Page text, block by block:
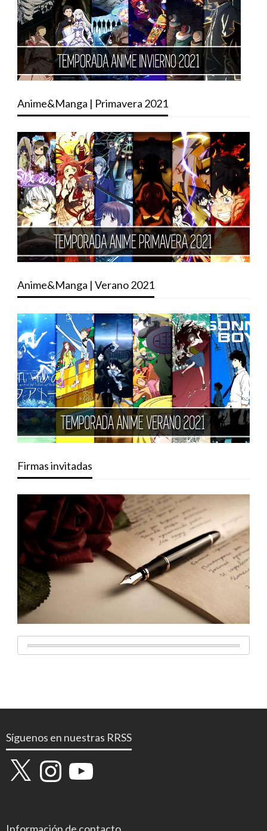
Anime&Manga | Primavera 2021
Anime&Manga | Verano 2021
Firmas invitadas
Síguenos en nuestras RRSS
X InstagramYouTube